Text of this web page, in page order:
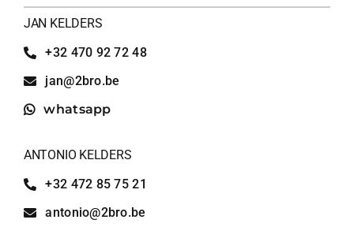
JAN KELDERS
+32 470 92 72 48
jan@2bro.be
whatsapp
ANTONIO KELDERS
+32 472 85 75 21
antonio@2bro.be